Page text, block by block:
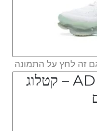
זה לחץ על התמונה
ADIDAS SAMBA – קטלוג